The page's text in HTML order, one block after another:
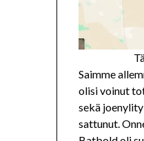
Saimme
olisi voinut
sekä
sattunut.